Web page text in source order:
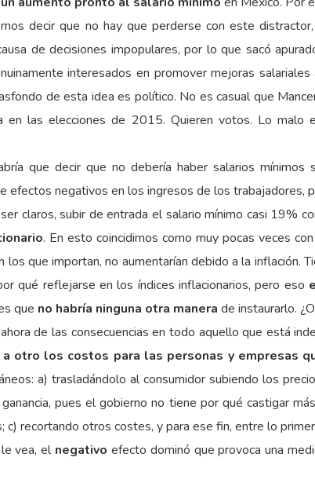
decir que no hay que perderse con este
de decisiones impopulares, por lo que sacó
interesados en promover mejoras
de esta idea es político. No es casual que
en las elecciones de 2015. Quieren votos. Lo malo
que decir que no debería haber salarios
efectos negativos en los ingresos de los trabajadores,
claros, subir de entrada el salario mínimo casi 19%
. En esto coincidimos como muy pocas veces
los que importan, no aumentarían debido a la
qué reflejarse en los índices inflacionarios, pero eso
que no habría ninguna otra manera de instaurarlo.
de las consecuencias en todo aquello que está
a otro los costos para las personas y empresas
a) trasladándolo al consumidor subiendo los
pues el gobierno no tiene por qué castigar
c) recortando otros costes, y para ese fin, entre lo
vea, el negativo efecto dominó que provoca una